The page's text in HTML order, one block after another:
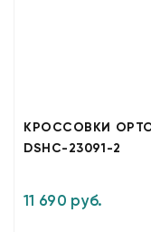
КРОССОВКИ
DSHC-23091-2
11 690 руб.